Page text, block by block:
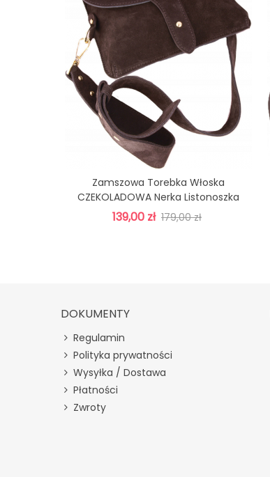
Zobacz Więcej
Zamszowa Torebka Włoska
CZEKOLADOWA Nerka Listonoszka
MAXI DUŻA WERSJA
139,00 zł 179,00 zł
DOKUMENTY
Regulamin
Polityka prywatności
Wysyłka / Dostawa
Płatności
Zwroty